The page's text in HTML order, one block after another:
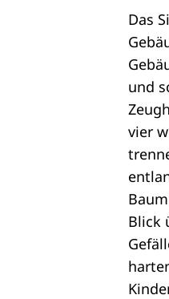
Das
und
vier
Blick